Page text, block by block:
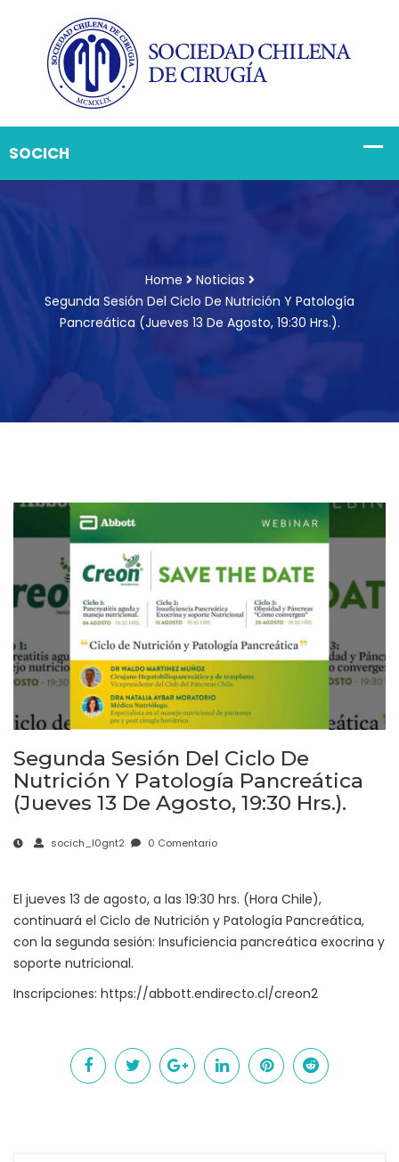
Home
Noticias
Segunda Sesión Del Ciclo De Nutrición Y Patología
Pancreática (jueves 13 De Agosto, 19:30 Hrs.).
Segunda Sesión Del Ciclo De
Nutrición Y Patología Pancreática
(jueves 13 De Agosto, 19:30 Hrs.).
socich_l0gnt2 0 Comentario
El jueves 13 de agosto, a las 19:30 hrs. (Hora Chile),
continuará el Ciclo de Nutrición y Patología Pancreática,
con la segunda sesión: Insuficiencia pancreática exocrina y
soporte nutricional.
Inscripciones: https://abbott.endirecto.cl/creon2